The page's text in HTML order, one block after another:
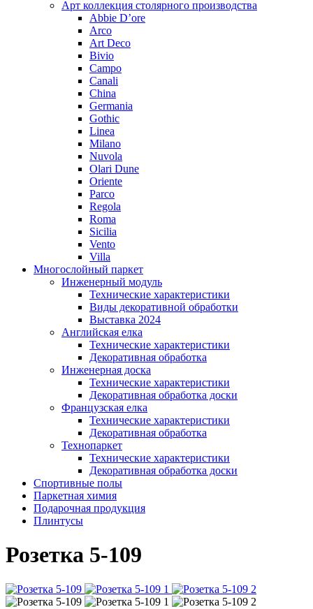
Арт коллекция столярного производства
Abbie D’ore
Arco
Art Deco
Bivio
Campo
Canali
China
Germania
Gothic
Linea
Milano
Nuvola
Olari Dune
Oriente
Parco
Regola
Roma
Sicilia
Vento
Villa
Многослойный паркет
Инженерный модуль
Технические характеристики
Виды декоративной обработки
Выставка 2024
Английская елка
Технические характеристики
Декоративная обработка
Инженерная доска
Технические характеристики
Декоративная обработка доски
Французская елка
Технические характеристики
Декоративная обработка
Технопаркет
Технические характеристики
Декоративная обработка доски
Спортивные полы
Паркетная химия
Подарочная продукция
Плинтусы
Розетка 5-109